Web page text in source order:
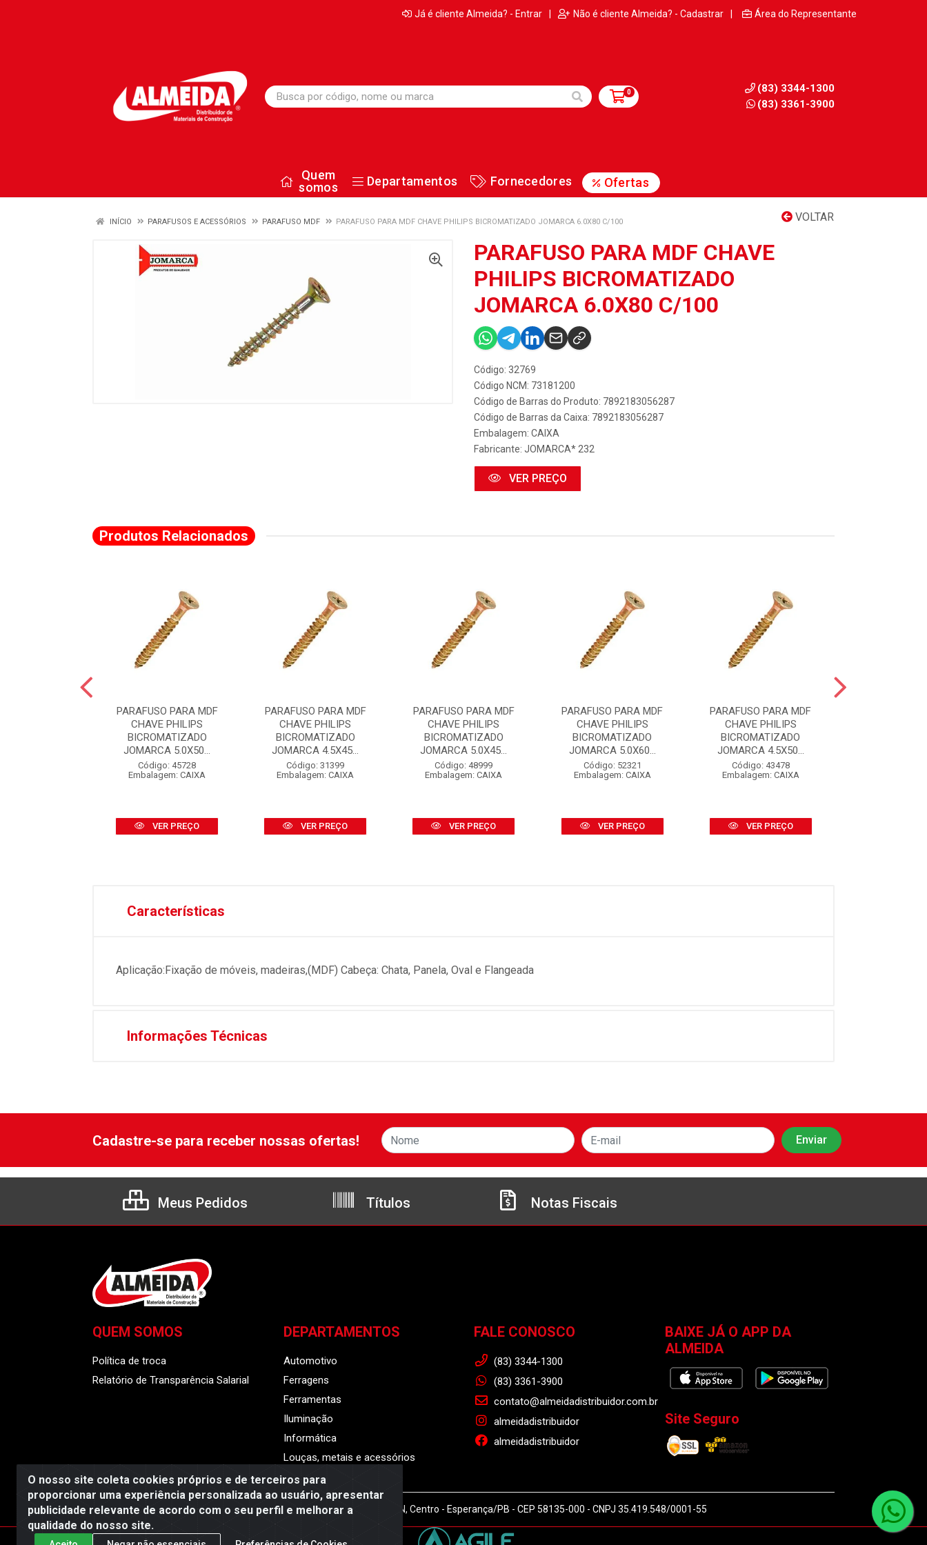
Já é cliente Almeida? - Entrar | Não é cliente Almeida? - Cadastrar | Área do Representante
0
(83) 3344-1300
(83) 3361-3900
Quem
somos
Departamentos Fornecedores Ofertas
VOLTAR
INÍCIO PARAFUSOS E ACESSÓRIOS PARAFUSO MDF PARAFUSO PARA MDF CHAVE PHILIPS BICROMATIZADO JOMARCA 6.0X80 C/100
PARAFUSO PARA MDF CHAVE
PHILIPS BICROMATIZADO
JOMARCA 6.0X80 C/100
Código: 32769
Código NCM: 73181200
Código de Barras do Produto: 7892183056287
Código de Barras da Caixa: 7892183056287
Embalagem: CAIXA
Fabricante: JOMARCA* 232
VER PREÇO
Produtos Relacionados
PARAFUSO PARA MDF
CHAVE PHILIPS
BICROMATIZADO
JOMARCA 5.0X50...
Código: 45728
Embalagem: CAIXA
VER PREÇO
PARAFUSO PARA MDF
CHAVE PHILIPS
BICROMATIZADO
JOMARCA 4.5X45...
Código: 31399
Embalagem: CAIXA
VER PREÇO
PARAFUSO PARA MDF
CHAVE PHILIPS
BICROMATIZADO
JOMARCA 5.0X45...
Código: 48999
Embalagem: CAIXA
VER PREÇO
PARAFUSO PARA MDF
CHAVE PHILIPS
BICROMATIZADO
JOMARCA 5.0X60...
Código: 52321
Embalagem: CAIXA
VER PREÇO
PARAFUSO PARA MDF
CHAVE PHILIPS
BICROMATIZADO
JOMARCA 4.5X50...
Código: 43478
Embalagem: CAIXA
VER PREÇO
Características
Aplicação:Fixação de móveis, madeiras,(MDF) Cabeça: Chata, Panela, Oval e Flangeada
Informações Técnicas
O nosso site coleta cookies próprios e de terceiros para
proporcionar uma experiência personalizada ao usuário, apresentar
publicidade relevante de acordo com o seu perfil e melhorar a
qualidade do nosso site.
Cadastre-se para receber nossas ofertas!
Meus Pedidos Títulos Notas Fiscais
QUEM SOMOS
Política de troca
Relatório de Transparência Salarial
DEPARTAMENTOS
Automotivo
Ferragens
Ferramentas
Iluminação
Informática
Louças, metais e acessórios
FALE CONOSCO
(83) 3344-1300
(83) 3361-3900
contato@almeidadistribuidor.com.br
almeidadistribuidor
almeidadistribuidor
BAIXE JÁ O APP DA
ALMEIDA
Site Seguro
Almeida Distribuidor - Rodovia BR 104, S/N, Centro - Esperança/PB - CEP 58135-000 - CNPJ 35.419.548/0001-55